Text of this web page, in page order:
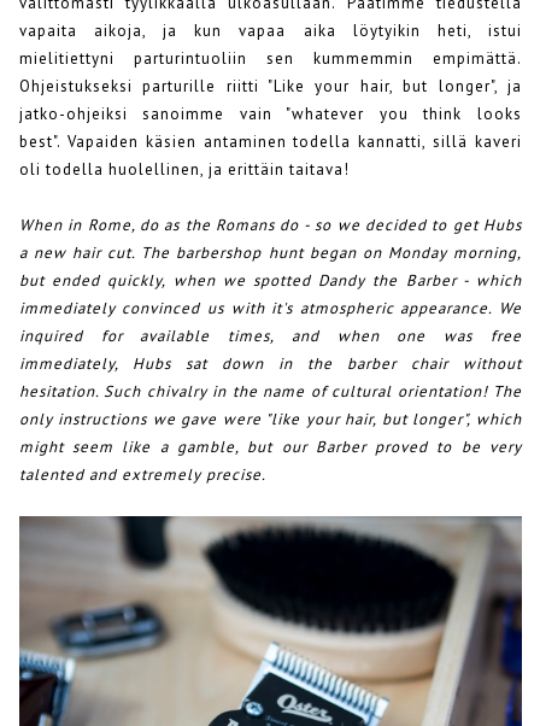
vapaita aikoja, ja kun vapaa aika löytyikin heti, istui
mielitiettyni parturintuoliin sen kummemmin empimättä.
Ohjeistukseksi parturille riitti "Like your hair, but longer", ja
jatko-ohjeiksi sanoimme vain "whatever you think looks
best". Vapaiden käsien antaminen todella kannatti, sillä kaveri
oli todella huolellinen, ja erittäin taitava!
When in Rome, do as the Romans do - so we decided to get Hubs
a new hair cut. The barbershop hunt began on Monday morning,
but ended quickly, when we spotted Dandy the Barber - which
immediately convinced us with it's atmospheric appearance. We
inquired for available times, and when one was free
immediately, Hubs sat down in the barber chair without
hesitation. Such chivalry in the name of cultural orientation! The
only instructions we gave were "like your hair, but longer", which
might seem like a gamble, but our Barber proved to be very
talented and extremely precise.